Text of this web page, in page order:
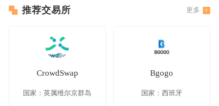
推荐交易所 更多
CrowdSwap
国家：英属维尔京群岛
Bgogo
国家：西班牙